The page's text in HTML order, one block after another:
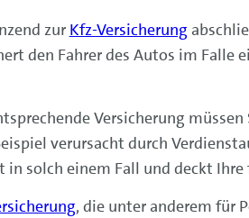
zur Kfz-Versicherung
den Fahrer des Autos im Falle
Versicherung
verursacht durch
solch einem Fall und deckt
, die unter anderem für